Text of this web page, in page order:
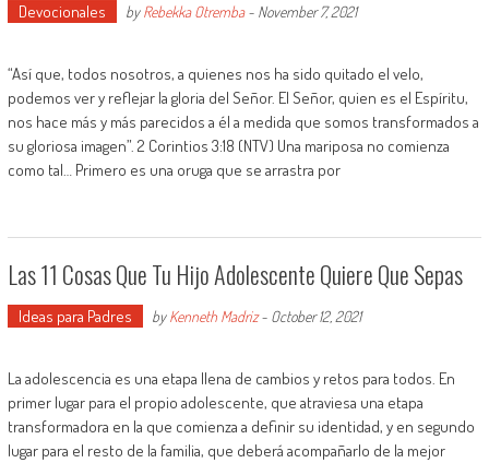
Devocionales byRebekka Otremba- November 7, 2021
“Así que, todos nosotros, a quienes nos ha sido quitado el velo,
podemos ver y reflejar la gloria del Señor. El Señor, quien es el Espíritu,
nos hace más y más parecidos a él a medida que somos transformados a
su gloriosa imagen”. 2 Corintios 3:18 (NTV) Una mariposa no comienza
como tal… Primero es una oruga que se arrastra por
Las 11 Cosas Que Tu Hijo Adolescente Quiere Que Sepas
Ideas para Padres byKenneth Madriz- October 12, 2021
La adolescencia es una etapa llena de cambios y retos para todos. En
primer lugar para el propio adolescente, que atraviesa una etapa
transformadora en la que comienza a definir su identidad, y en segundo
lugar para el resto de la familia, que deberá acompañarlo de la mejor